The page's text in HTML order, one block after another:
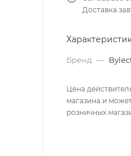
Доставка
Бренд —
Цена
магазина и
розничных